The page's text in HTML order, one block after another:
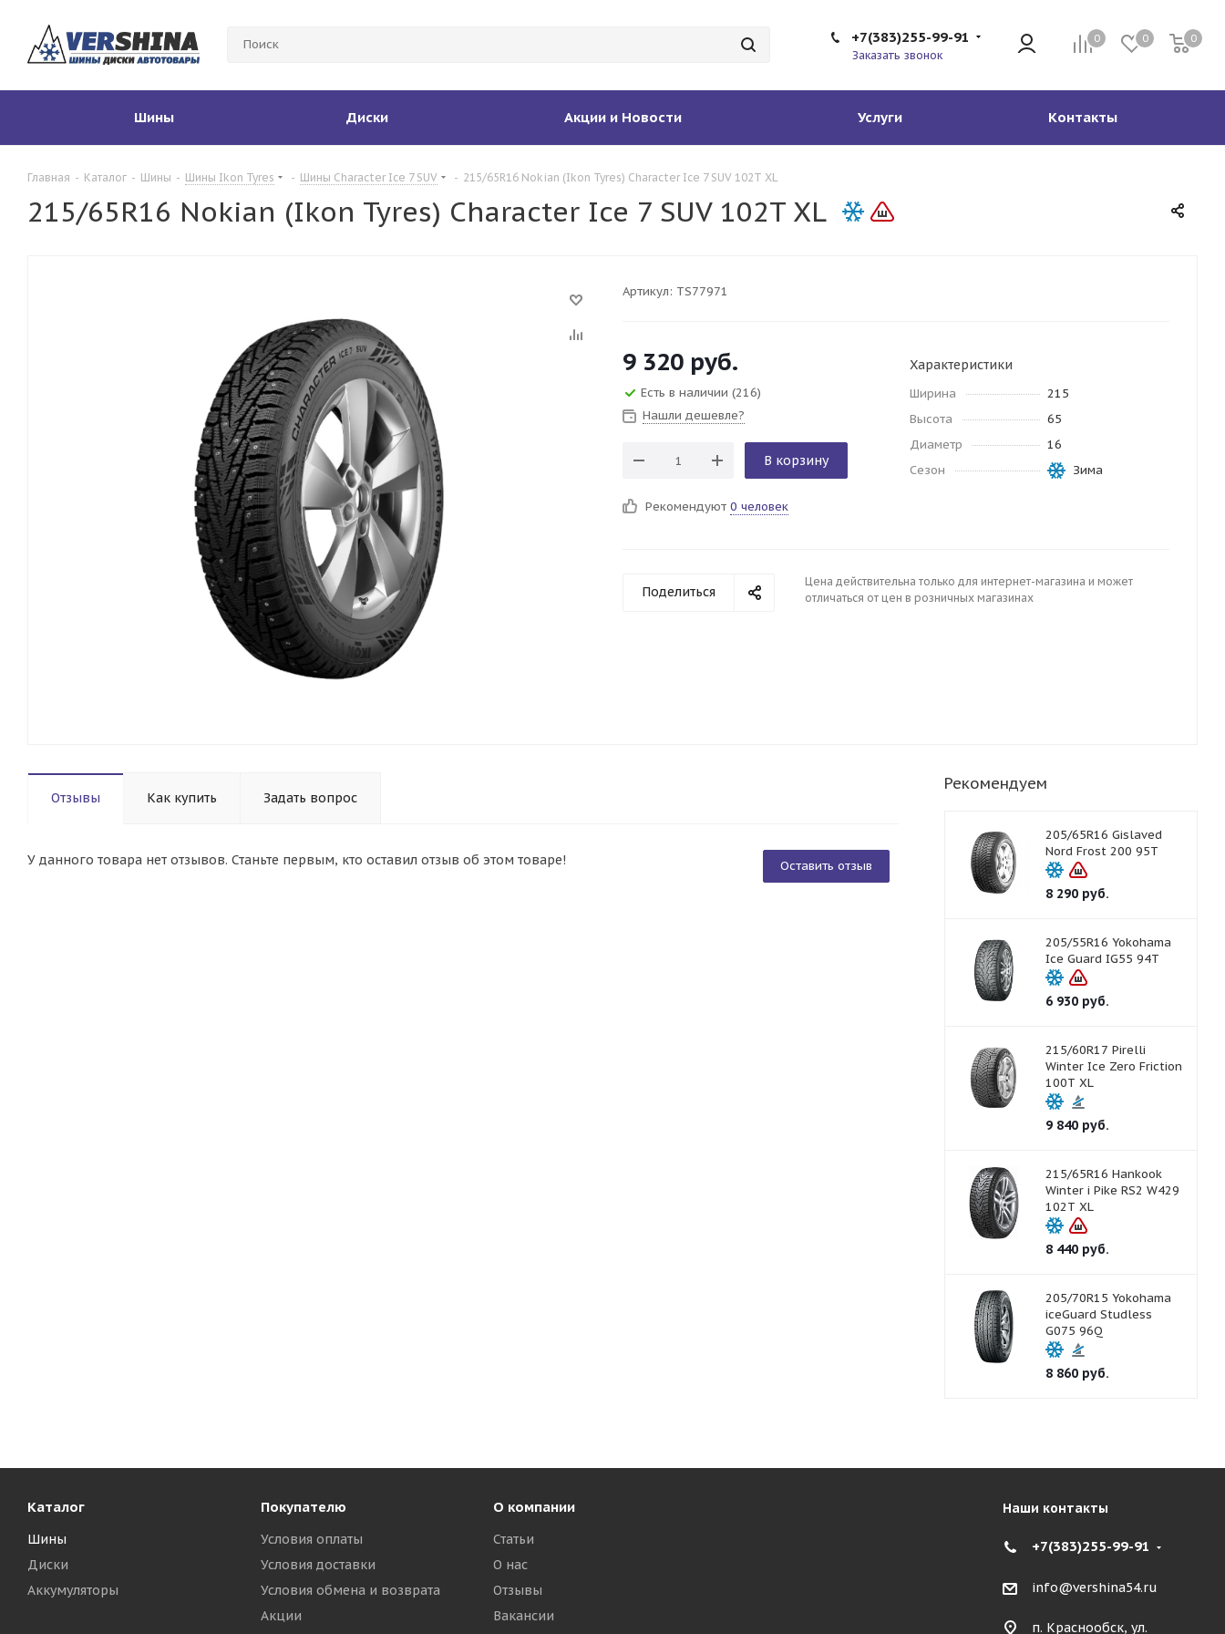
0 0 0
+7(383)255-99-91
Заказать звонок
Шины Диски Акции и Новости Услуги Контакты
Главная - Каталог - Шины - Шины Ikon Tyres - Шины Character Ice 7 SUV - 215/65R16 Nokian (Ikon Tyres) Character Ice 7 SUV 102T XL
215/65R16 Nokian (Ikon Tyres) Character Ice 7 SUV 102T XL
Артикул: TS77971
9 320 руб.
Есть в наличии (216)
Нашли дешевле?
В корзину
Рекомендуют 0 человек
Характеристики
Ширина
215
Высота
65
Диаметр
16
Сезон
Зима
Поделиться
Цена действительна только для интернет-магазина и может
отличаться от цен в розничных магазинах
Отзывы Как купить Задать вопрос
Оставить отзыв
У данного товара нет отзывов. Станьте первым, кто оставил отзыв об этом товаре!
Рекомендуем
205/65R16 Gislaved
Nord Frost 200 95T
8 290руб.
205/55R16 Yokohama
Ice Guard IG55 94T
6 930руб.
215/60R17 Pirelli
Winter Ice Zero Friction
100T XL
9 840руб.
215/65R16 Hankook
Winter i Pike RS2 W429
102T XL
8 440руб.
205/70R15 Yokohama
iceGuard Studless
G075 96Q
8 860руб.
Каталог
Шины
Диски
Аккумуляторы
Покупателю
Условия оплаты
Условия доставки
Условия обмена и возврата
Акции
О компании
Статьи
О нас
Отзывы
Вакансии
Наши контакты
+7(383)255-99-91
info@vershina54.ru
п. Краснообск, ул.